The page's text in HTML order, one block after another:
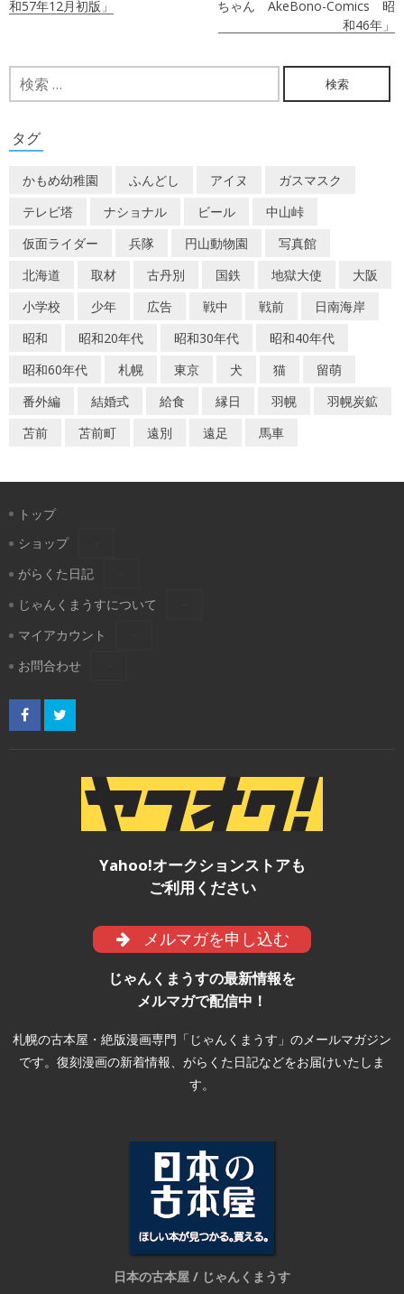
ビ
ゲ
ー
ン
和57年12月初版」
ちゃん AkeBono-Comics 昭
和46年」
検
索:
タグ
かもめ幼稚園 ふんどし アイヌ
ガスマスク
テレビ塔
ナショナル ビール
中山峠
仮面ライダー
兵隊 円山動物園
写真館
北海道
取材 古丹別 国鉄 地獄大使
大阪
小学校
少年 広告 戦中 戦前
日南海岸
昭和
昭和20年代 昭和30年代
昭和40年代
昭和60年代
札幌 東京 犬 猫
留萌
番外編
結婚式 給食 縁日 羽幌
羽幌炭鉱
苫前
苫前町 遠別 遠足 馬車
トップ
ショップ
がらくた日記
じゃんくまうすについて
マイアカウント
お問合わせ
Yahoo!オークションストアも
ご利用ください
メルマガを申し込む
じゃんくまうすの最新情報を
メルマガで配信中！
札幌の古本屋・絶版漫画専門「じゃんくまうす」のメールマガジン
です。復刻漫画の新着情報、がらくた日記などをお届けいたしま
す。
日本の古本屋 / じゃんくまうす